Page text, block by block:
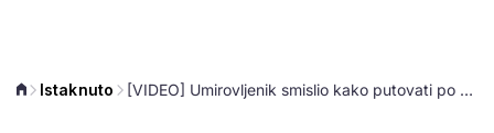
Istaknuto [VIDEO] Umirovljenik smislio kako putovati po gradu sa ženom koja je u kolicima